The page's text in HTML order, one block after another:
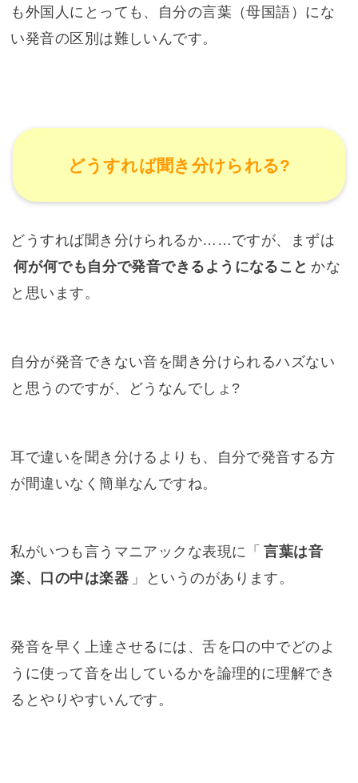
も外国人にとっても、自分の言葉（母国語）にな
い発音の区別は難しいんです。
どうすれば聞き分けられる?
どうすれば聞き分けられるか……ですが、まずは
何が何でも自分で発音できるようになること かな
と思います。
自分が発音できない音を聞き分けられるハズない
と思うのですが、どうなんでしょ?
耳で違いを聞き分けるよりも、自分で発音する方
が間違いなく簡単なんですね。
私がいつも言うマニアックな表現に「 言葉は音
楽、口の中は楽器 」というのがあります。
発音を早く上達させるには、舌を口の中でどのよ
うに使って音を出しているかを論理的に理解でき
るとやりやすいんです。